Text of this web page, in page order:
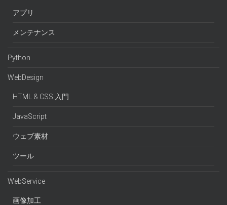
アプリ
メンテナンス
Python
WebDesign
HTML & CSS 入門
JavaScript
ウェブ素材
ツール
WebService
画像加工